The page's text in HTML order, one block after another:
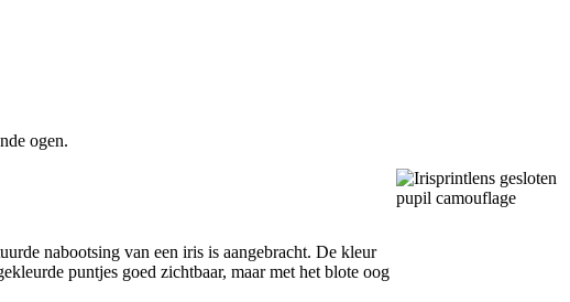
ogen.
nabootsing van een iris is aangebracht. De kleur
puntjes goed zichtbaar, maar met het blote oog